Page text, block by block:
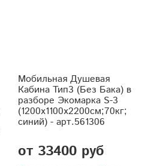
Мобильная Душевая
Кабина Тип3 (Без Бака) в
разборе Экомарка S-3
(1200x1100x2200см;70кг;
синий) - арт.561306
от 33400 руб